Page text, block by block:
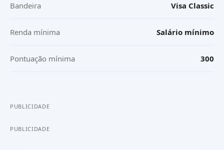
Bandeira Visa Classic
Renda mínima Salário mínimo
Pontuação mínima 300
PUBLICIDADE
PUBLICIDADE